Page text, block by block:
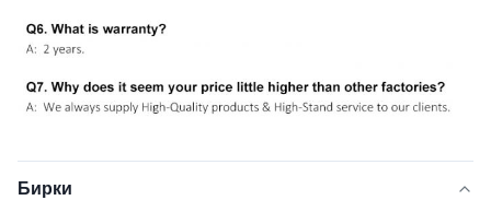
Бирки